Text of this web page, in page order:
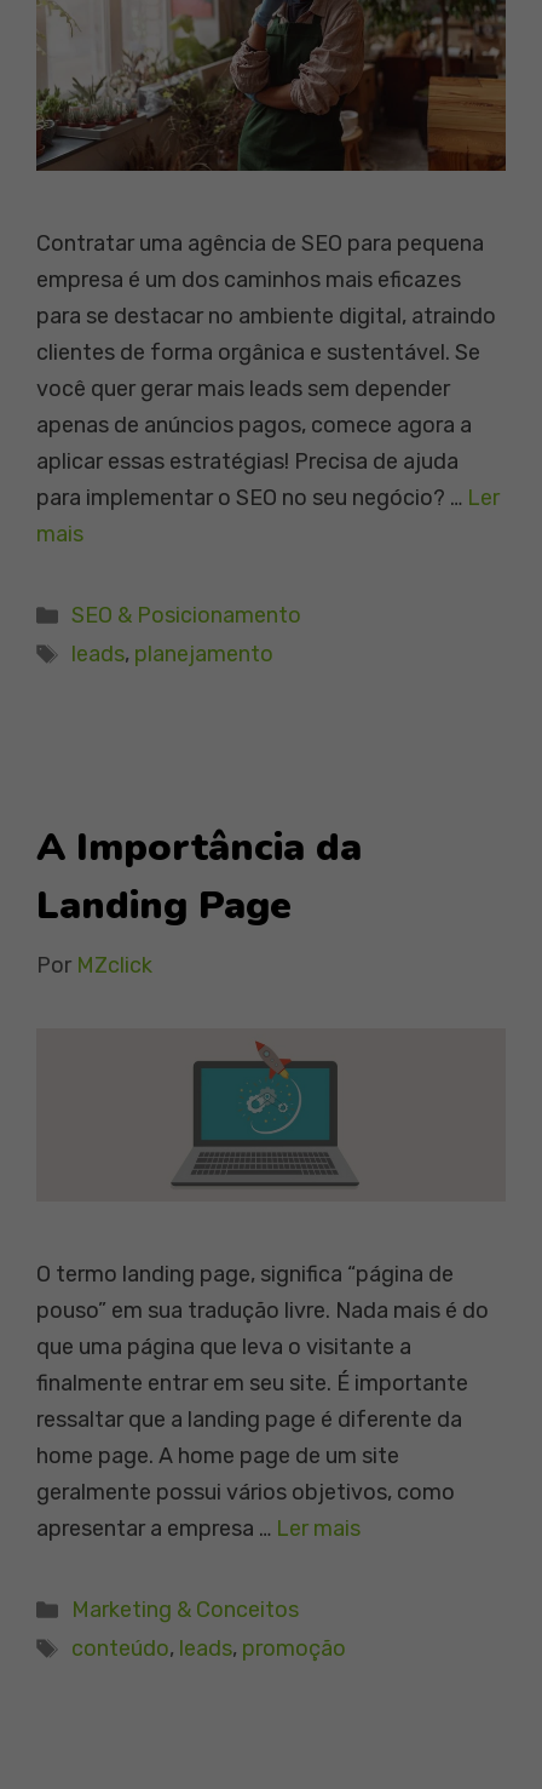
Contratar uma agência de SEO para pequena
empresa é um dos caminhos mais eficazes
para se destacar no ambiente digital, atraindo
clientes de forma orgânica e sustentável. Se
você quer gerar mais leads sem depender
apenas de anúncios pagos, comece agora a
aplicar essas estratégias! Precisa de ajuda
para implementar o SEO no seu negócio? … Ler
mais
Categorias
SEO & Posicionamento
Tags
leads, planejamento
A Importância da
Landing Page
Por MZclick
O termo landing page, significa “página de
pouso” em sua tradução livre. Nada mais é do
que uma página que leva o visitante a
finalmente entrar em seu site. É importante
ressaltar que a landing page é diferente da
home page. A home page de um site
geralmente possui vários objetivos, como
apresentar a empresa … Ler mais
Categorias
Marketing & Conceitos
Tags
conteúdo, leads, promoção